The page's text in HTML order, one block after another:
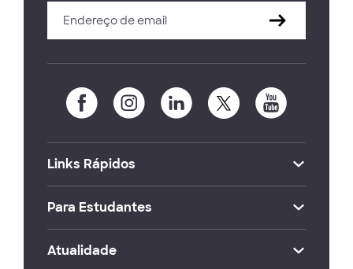
Links Rápidos
Para Estudantes
Atualidade